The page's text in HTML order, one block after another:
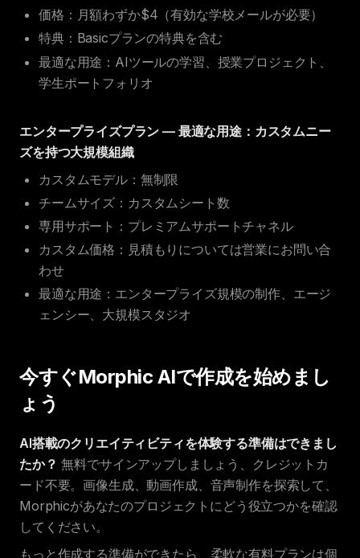
価格：月額わずか$4（有効な学校メールが必要）
特典：Basicプランの特典を含む
最適な用途：AIツールの学習、授業プロジェクト、
学生ポートフォリオ
エンタープライズプラン — 最適な用途：カスタムニー
ズを持つ大規模組織
カスタムモデル：無制限
チームサイズ：カスタムシート数
専用サポート：プレミアムサポートチャネル
カスタム価格：見積もりについては営業にお問い合
わせ
最適な用途：エンタープライズ規模の制作、エージ
ェンシー、大規模スタジオ
今すぐMorphic AIで作成を始めまし
ょう
AI搭載のクリエイティビティを体験する準備はできまし
たか？ 無料でサインアップしましょう、クレジットカ
ード不要。画像生成、動画作成、音声制作を探索して、
Morphicがあなたのプロジェクトにどう役立つかを確認
してください。
もっと作成する準備ができたら、柔軟な有料プランは個